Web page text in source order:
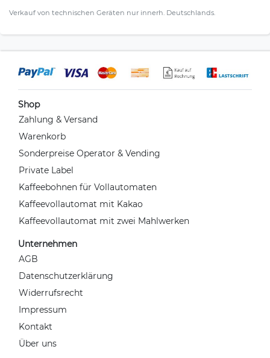
Verkauf von technischen Geräten nur innerh. Deutschlands.
Shop
Zahlung & Versand
Warenkorb
Sonderpreise Operator & Vending
Private Label
Kaffeebohnen für Vollautomaten
Kaffeevollautomat mit Kakao
Kaffeevollautomat mit zwei Mahlwerken
Unternehmen
AGB
Datenschutzerklärung
Widerrufsrecht
Impressum
Kontakt
Über uns